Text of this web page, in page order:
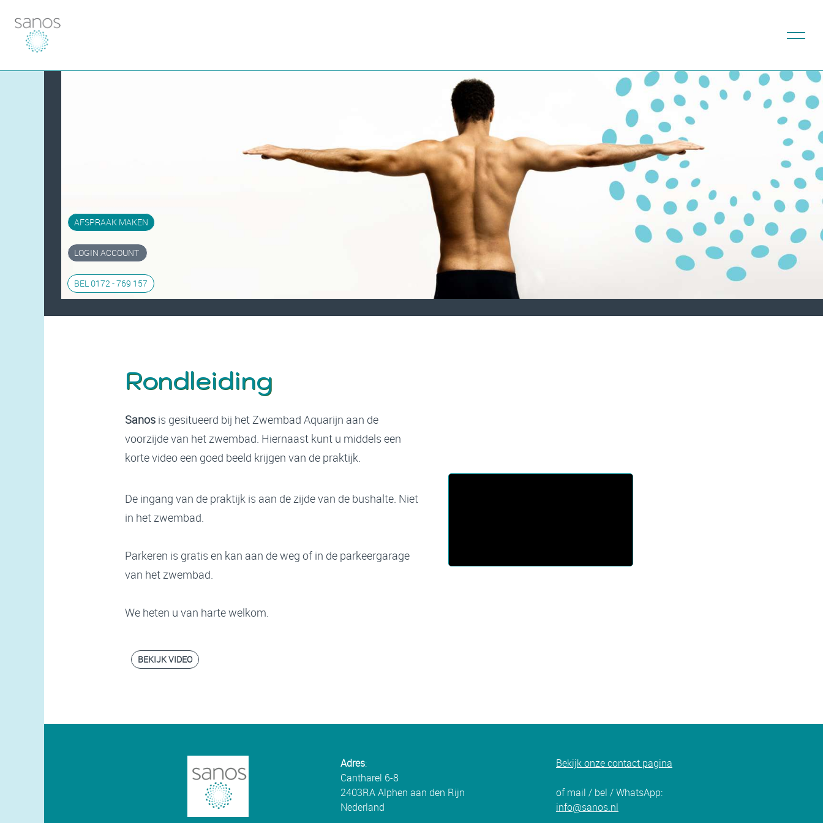
AFSPRAAK MAKEN
LOGIN ACCOUNT
BEL 0172 - 769 157
Rondleiding
Sanos is gesitueerd bij het Zwembad Aquarijn aan de
voorzijde van het zwembad. Hiernaast kunt u middels een
korte video een goed beeld krijgen van de praktijk.
De ingang van de praktijk is aan de zijde van de bushalte. Niet
in het zwembad.
Parkeren is gratis en kan aan de weg of in de parkeergarage
van het zwembad.
We heten u van harte welkom.
BEKIJK VIDEO
Adres:
Cantharel 6-8
2403RA Alphen aan den Rijn
Nederland
Bekijk onze contact pagina
of mail / bel / WhatsApp:
info@sanos.nl